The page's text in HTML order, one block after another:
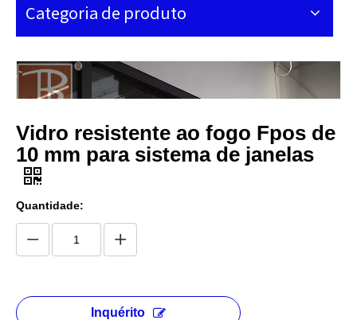
Categoria de produto
Vidro resistente ao fogo Fpos de
10 mm para sistema de janelas
Quantidade:
Inquérito